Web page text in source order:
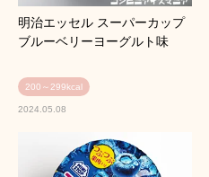
明治エッセル スーパーカップ
ブルーベリーヨーグルト味
200～299kcal
2024.05.08